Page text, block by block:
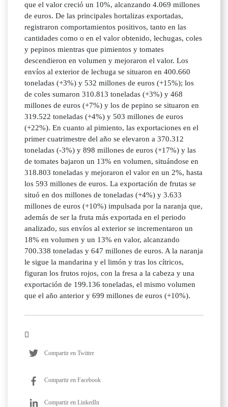
que el valor creció un 10%, alcanzando 4.069 millones
de euros. De las principales hortalizas exportadas,
registraron comportamientos positivos, tanto en las
cantidades como o en el valor obtenido, lechugas, coles
y pepinos mientras que pimientos y tomates
descendieron en volumen y mejoraron el valor. Los
envíos al exterior de lechuga se situaron en 400.660
toneladas (+3%) y 532 millones de euros (+15%); los
de coles sumaron 310.813 toneladas (+3%) y 468
millones de euros (+7%) y los de pepino se situaron en
319.522 toneladas (+4%) y 503 millones de euros
(+22%). En cuanto al pimiento, las exportaciones en el
primer cuatrimestre del año se elevaron a 370.312
toneladas (-3%) y 898 millones de euros (+17%) y las
de tomates bajaron un 13% en volumen, situándose en
318.803 toneladas y mejoraron el valor en un 2%, hasta
los 593 millones de euros. La exportación de frutas se
situó en dos millones de toneladas (+4%) y 3.633
millones de euros (+10%) impulsada por la naranja que,
además de ser la fruta más exportada en el periodo
analizado, sus envíos al exterior se incrementaron un
18% en volumen y un 13% en valor, alcanzando
700.338 toneladas y 647 millones de euros. A la naranja
le sigue la mandarina y el limón y tras los cítricos,
figuran los frutos rojos, con la fresa a la cabeza y una
exportación de 199.136 toneladas, el mismo volumen
que el año anterior y 699 millones de euros (+10%).
Compartir en Twitter
Compartir en Facebook
Compartir en LinkedIn